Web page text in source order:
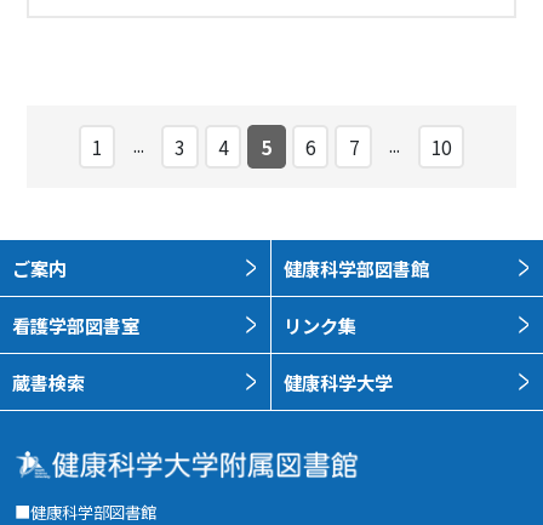
1 ... 3 4 5 6 7 ... 10
ご案内 健康科学部図書館
看護学部図書室 リンク集
蔵書検索 健康科学大学
■健康科学部図書館